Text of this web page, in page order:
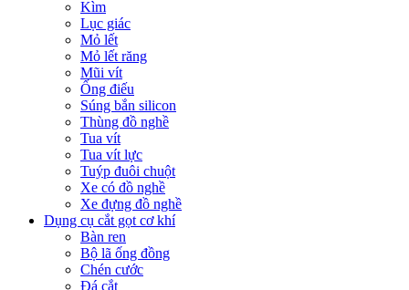
Kìm
Lục giác
Mỏ lết
Mỏ lết răng
Mũi vít
Ống điếu
Súng bắn silicon
Thùng đồ nghề
Tua vít
Tua vít lực
Tuýp đuôi chuột
Xe có đồ nghề
Xe đựng đồ nghề
Dụng cụ cắt gọt cơ khí
Bàn ren
Bộ lã ống đồng
Chén cước
Đá cắt